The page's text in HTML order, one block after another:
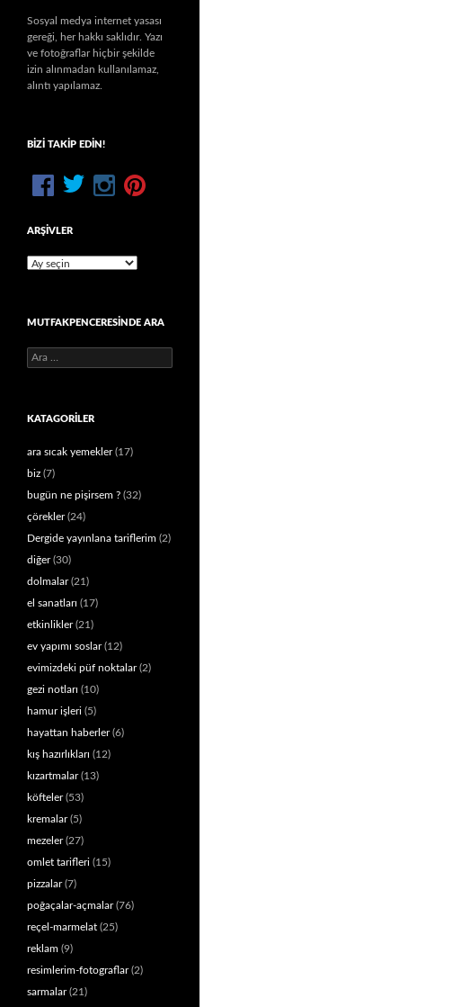
Sosyal medya internet yasası
gereği, her hakkı saklıdır. Yazı
ve fotoğraflar hiçbir şekilde
izin alınmadan kullanılamaz,
alıntı yapılamaz.
BIZI TAKIP EDIN!
ARŞIVLER
Arşivler
MUTFAKPENCERESINDE ARA
Arama:
KATAGORILER
ara sıcak yemekler(17)
biz (7)
bugün ne pişirsem ? (32)
çörekler(24)
Dergide yayınlana tariflerim (2)
diğer(30)
dolmalar(21)
el sanatları (17)
etkinlikler(21)
ev yapımı soslar(12)
evimizdeki püf noktalar(2)
gezi notları (10)
hamur işleri (5)
hayattan haberler(6)
kış hazırlıkları (12)
kızartmalar(13)
köfteler(53)
kremalar(5)
mezeler(27)
omlet tarifleri (15)
pizzalar(7)
poğaçalar-açmalar(76)
reçel-marmelat (25)
reklam (9)
resimlerim-fotograflar(2)
sarmalar(21)